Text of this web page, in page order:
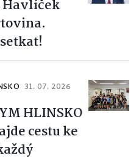
Havlíček
31. 07. 2026
HLINSKO
cestu ke